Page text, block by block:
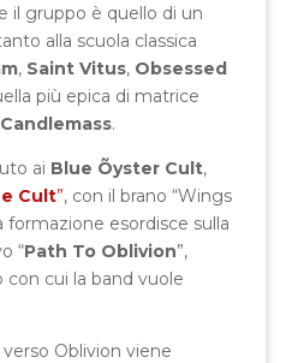
il gruppo è quello di un
alla scuola classica
, Saint Vitus, Obsessed
più epica di matrice
Candlemass.
ai Blue Õyster Cult,
Cult”, con il brano “Wings
esordisce sulla
“Path To Oblivion”,
cui la band vuole
Oblivion viene